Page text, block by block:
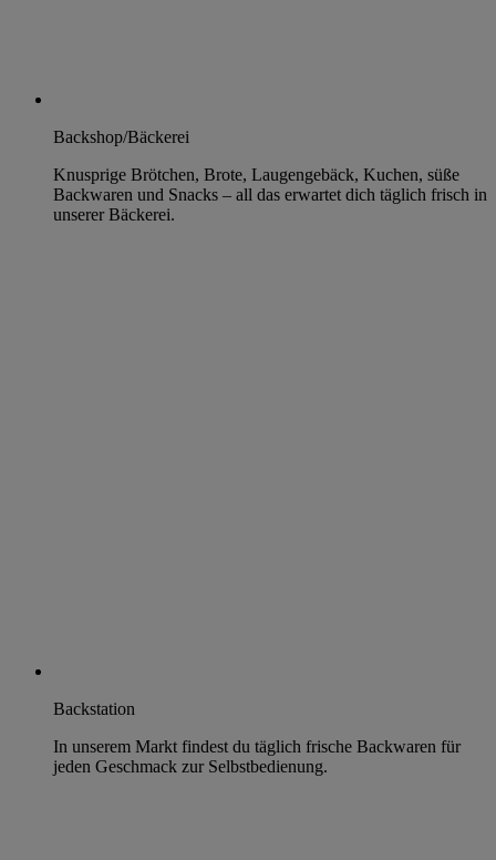
Backshop/Bäckerei
Knusprige Brötchen, Brote, Laugengebäck, Kuchen, süße
Backwaren und Snacks – all das erwartet dich täglich frisch in
unserer Bäckerei.
Backstation
In unserem Markt findest du täglich frische Backwaren für
jeden Geschmack zur Selbstbedienung.